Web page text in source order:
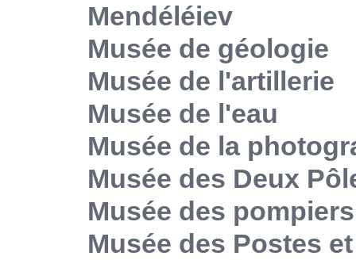
Mendéléiev
Musée de géologie
Musée de l'artillerie
Musée de l'eau
Musée de la
Musée des Deux
Musée des pompiers
Musée des Postes